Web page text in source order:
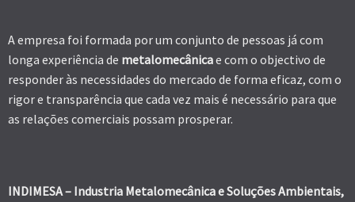
A empresa foi formada por um conjunto de pessoas já com
longa experiência de metalomecânicae com o objectivo de
responder às necessidades do mercado de forma eficaz, com o
rigor e transparência que cada vez mais é necessário para que
as relações comerciais possam prosperar.
INDIMESA – Industria Metalomecânica e Soluções Ambientais,